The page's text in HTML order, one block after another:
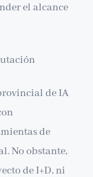
el alcance
de IA
de
No obstante,
de I+D, ni